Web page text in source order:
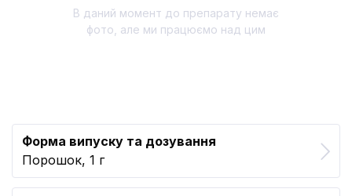
В даний момент до препарату немає
фото, але ми працюємо над цим
Форма випуску та дозування
Порошок, 1 г